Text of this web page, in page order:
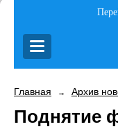
Главная → Архив
Поднятие